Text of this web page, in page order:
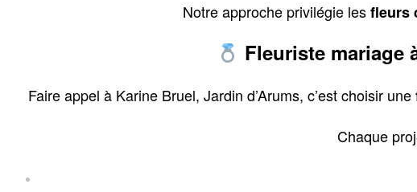
Notre approche privilégie lesfleurs
Fleuriste mariage
Faire appel à Karine Bruel, Jardin d’Arums, c’est choisir une
Chaque